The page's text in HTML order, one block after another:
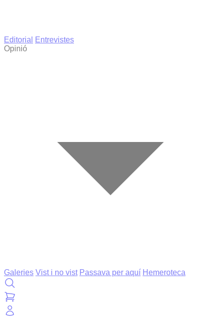
Editorial
Entrevistes
Opinió
Galeries Vist i no vist Passava per aquí Hemeroteca